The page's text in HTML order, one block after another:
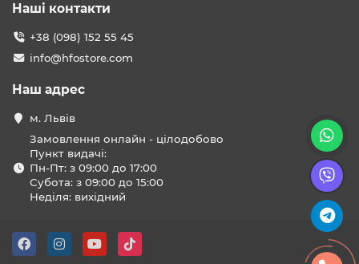
Наші контакти
+38 (098) 152 55 45
info@hfostore.com
Наш адрес
м. Львів
Замовлення онлайн - цілодобово
Пункт видачі:
Пн-Пт: з 09:00 до 17:00
Субота: з 09:00 до 15:00
Неділя: вихідний